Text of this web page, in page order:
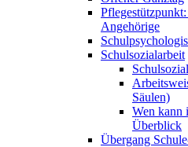
Angehörige
Schulsozialarbeit
Säulen)
Wen kann
Überblick
Übergang